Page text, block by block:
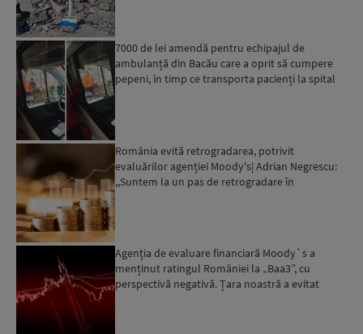
7000 de lei amendă pentru echipajul de
ambulanță din Bacău care a oprit să cumpere
pepeni, în timp ce transporta pacienți la spital
România evită retrogradarea, potrivit
evaluărilor agenției Moody's| Adrian Negrescu:
,,Suntem la un pas de retrogradare în
Agenția de evaluare financiară Moody`s a
menținut ratingul României la „Baa3”, cu
perspectivă negativă. Țara noastră a evitat